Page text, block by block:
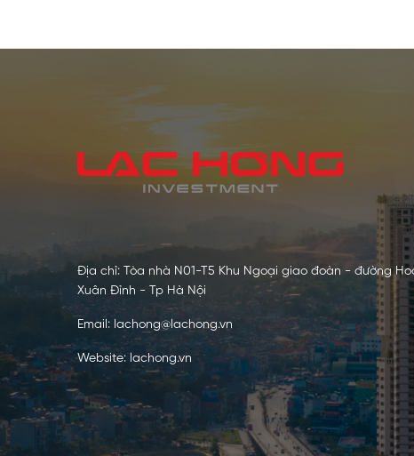
Địa chỉ: Tòa nhà N01-T5 Khu Ngoại giao đoàn - đường
Xuân Đỉnh - Tp Hà Nội
Email: lachong@lachong.vn
Website: lachong.vn